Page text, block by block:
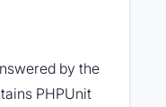
by the
PHPUnit